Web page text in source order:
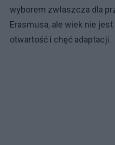
wyborem zwłaszcza dla
Erasmusa, ale wiek nie
otwartość i chęć adaptacji.